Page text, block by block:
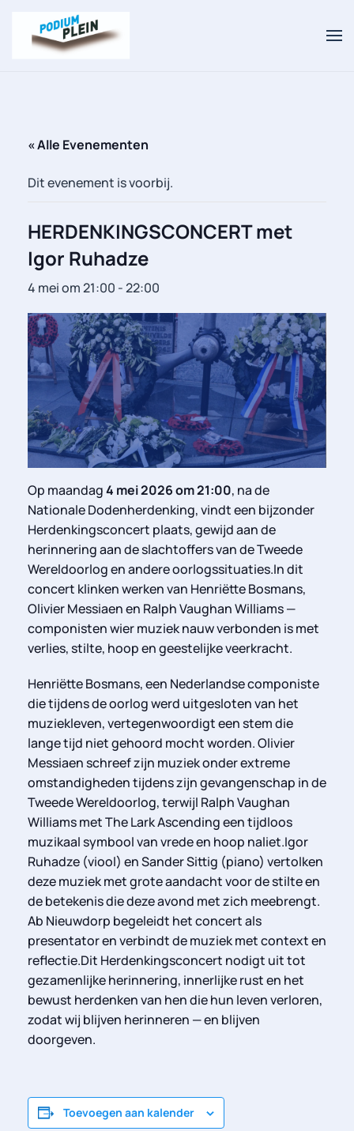
Overslaan en naar de inhoud gaan
« Alle Evenementen
Dit evenement is voorbij.
HERDENKINGSCONCERT met
Igor Ruhadze
4 mei om 21:00 -22:00
Op maandag4 mei 2026 om 21:00, na de
Nationale Dodenherdenking, vindt een bijzonder
Herdenkingsconcert plaats, gewijd aan de
herinnering aan de slachtoffers van de Tweede
Wereldoorlog en andere oorlogssituaties.In dit
concert klinken werken van Henriëtte Bosmans,
Olivier Messiaen en Ralph Vaughan Williams —
componisten wier muziek nauw verbonden is met
verlies, stilte, hoop en geestelijke veerkracht.
Henriëtte Bosmans, een Nederlandse componiste
die tijdens de oorlog werd uitgesloten van het
muziekleven, vertegenwoordigt een stem die
lange tijd niet gehoord mocht worden. Olivier
Messiaen schreef zijn muziek onder extreme
omstandigheden tijdens zijn gevangenschap in de
Tweede Wereldoorlog, terwijl Ralph Vaughan
Williams met The Lark Ascending een tijdloos
muzikaal symbool van vrede en hoop naliet.Igor
Ruhadze (viool) en Sander Sittig (piano) vertolken
deze muziek met grote aandacht voor de stilte en
de betekenis die deze avond met zich meebrengt.
Ab Nieuwdorp begeleidt het concert als
presentator en verbindt de muziek met context en
reflectie.Dit Herdenkingsconcert nodigt uit tot
gezamenlijke herinnering, innerlijke rust en het
bewust herdenken van hen die hun leven verloren,
zodat wij blijven herinneren — en blijven
doorgeven.
Toevoegen aan kalender